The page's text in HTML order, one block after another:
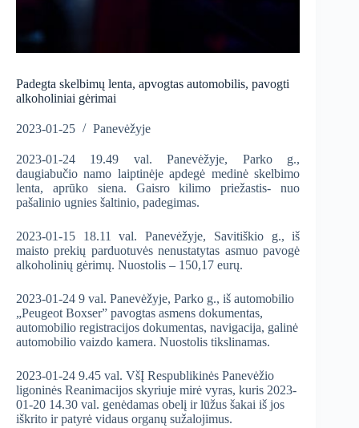
Padegta skelbimų lenta, apvogtas automobilis, pavogti
alkoholiniai gėrimai
2023-01-25 Panevėžyje
2023-01-24 19.49 val. Panevėžyje, Parko g.,
daugiabučio namo laiptinėje apdegė medinė skelbimo
lenta, aprūko siena. Gaisro kilimo priežastis- nuo
pašalinio ugnies šaltinio, padegimas.
2023-01-15 18.11 val. Panevėžyje, Savitiškio g., iš
maisto prekių parduotuvės nenustatytas asmuo pavogė
alkoholinių gėrimų. Nuostolis – 150,17 eurų.
2023-01-24 9 val. Panevėžyje, Parko g., iš automobilio
„Peugeot Boxser” pavogtas asmens dokumentas,
automobilio registracijos dokumentas, navigacija, galinė
automobilio vaizdo kamera. Nuostolis tikslinamas.
2023-01-24 9.45 val. VšĮ Respublikinės Panevėžio
ligoninės Reanimacijos skyriuje mirė vyras, kuris 2023-
01-20 14.30 val. genėdamas obelį ir lūžus šakai iš jos
iškrito ir patyrė vidaus organų sužalojimus.